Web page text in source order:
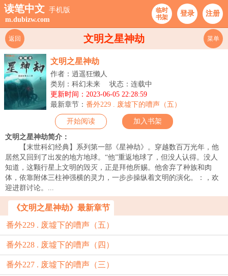
读笔中文 手机版
m.dubizw.com
临时
书架
登录 注册
文明之星神劫
返回 菜单
文明之星神劫
作者：逍遥狂懒人
类别：科幻未来
状态：连载中
更新时间：2023-06-05 22:28:59
最新章节： 番外229 . 废墟下的嘈声（五）
开始阅读 加入书架
文明之星神劫简介：
【末世科幻经典】系列第一部《星神劫》。穿越数百万光年，他
居然又回到了出发的地方地球。“他”重返地球了，但没人认得。没人
知道，这颗行星上文明的毁灭，正是拜他所赐。他舍弃了种族和肉
体，依靠附体三柱神强横的灵力，一步步操纵着文明的演化。：，欢
迎进群讨论。...
《文明之星神劫》最新章节
番外229 . 废墟下的嘈声（五）
番外228 . 废墟下的嘈声（四）
番外227 . 废墟下的嘈声（三）